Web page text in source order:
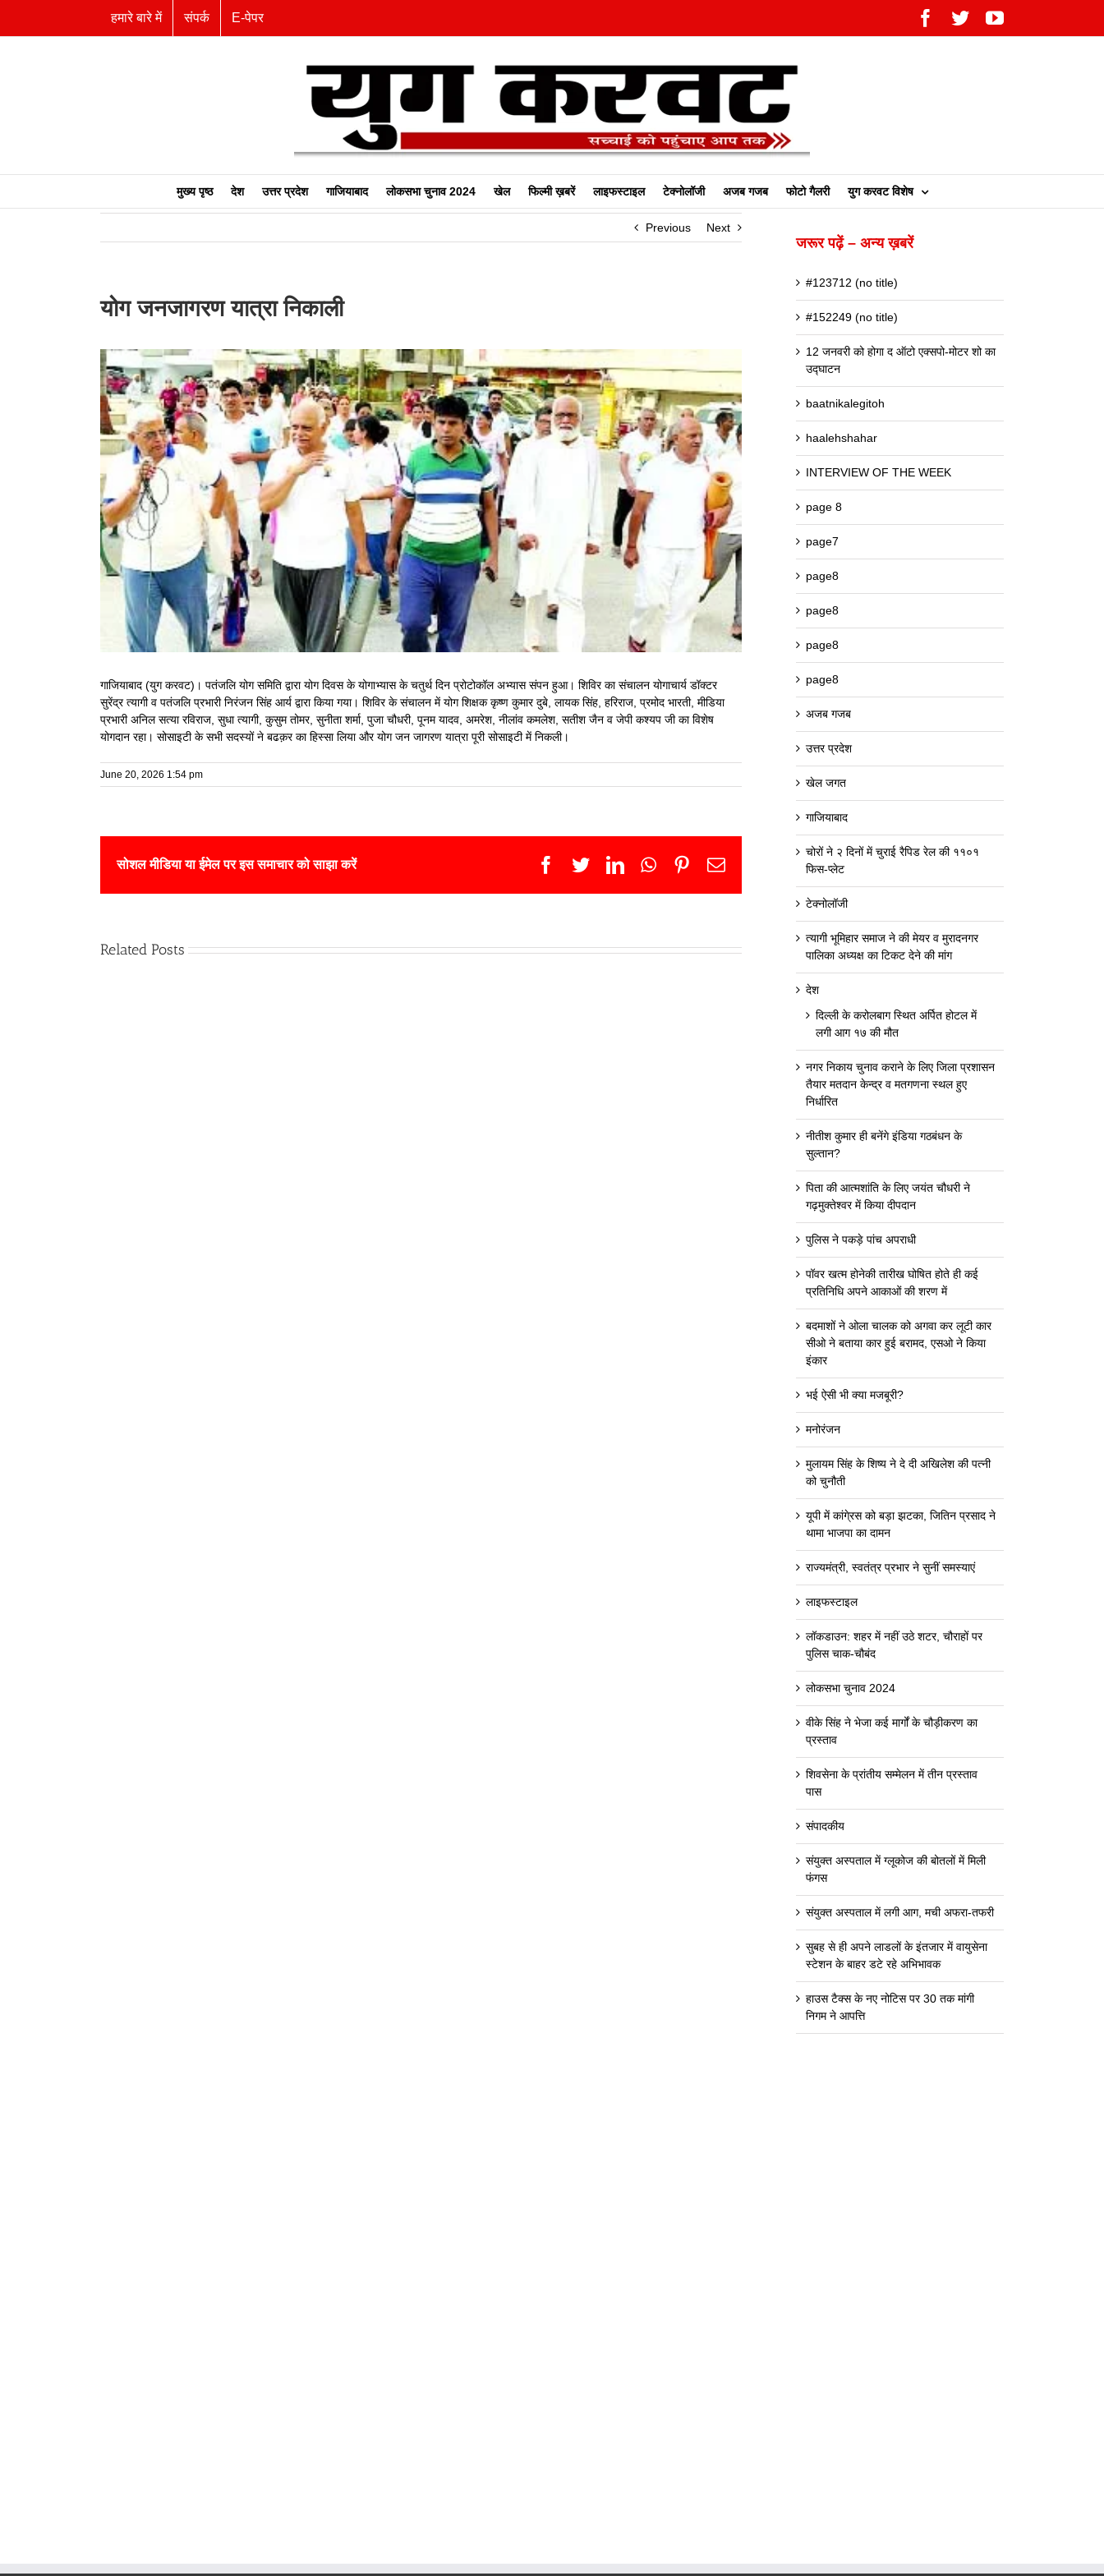
हमारे बारे में संपर्क E-पेपर Facebook
TwitterYouTube
मुख्य पृष्ठ देश उत्तर प्रदेश गाजियाबाद लोकसभा चुनाव 2024 खेल फिल्‍मी ख़बरें लाइफस्टाइल टेक्नोलॉजी अजब गजब फोटो गैलरी युग करवट विशेष
Previous Next
योग जनजागरण यात्रा निकाली
View
Larger
Image
गाजियाबाद (युग करवट)। पतंजलि योग समिति द्वारा योग दिवस के योगाभ्यास के चतुर्थ दिन प्रोटोकॉल अभ्यास संपन हुआ। शिविर का संचालन योगाचार्य डॉक्टर
सुरेंद्र त्यागी व पतंजलि प्रभारी निरंजन सिंह आर्य द्वारा किया गया। शिविर के संचालन में योग शिक्षक कृष्ण कुमार दुबे, लायक सिंह, हरिराज, प्रमोद भारती, मीडिया
प्रभारी अनिल सत्या रविराज, सुधा त्यागी, कुसुम तोमर, सुनीता शर्मा, पुजा चौधरी, पूनम यादव, अमरेश, नीलांव कमलेश, सतीश जैन व जेपी कश्यप जी का विशेष
योगदान रहा। सोसाइटी के सभी सदस्यों ने बढक़र का हिस्सा लिया और योग जन जागरण यात्रा पूरी सोसाइटी में निकली।
June 20, 2026 1:54 pm
सोशल मीडिया या ईमेल पर इस समाचार को साझा करें Facebook
TwitterLinkedInWhatsApp
Pinterest
Email
Related Posts
जरूर पढ़ें – अन्य ख़बरें
#123712 (no title)
#152249 (no title)
12 जनवरी को होगा द ऑटो एक्सपो-मोटर शो का
उद्घाटन
baatnikalegitoh
haalehshahar
INTERVIEW OF THE WEEK
page 8
page7
page8
page8
page8
page8
अजब गजब
उत्तर प्रदेश
खेल जगत
गाजियाबाद
चोरों ने २ दिनों में चुराई रैपिड रेल की ११०१
फिस-प्लेट
टेक्नोलॉजी
त्यागी भूमिहार समाज ने की मेयर व मुरादनगर
पालिका अध्यक्ष का टिकट देने की मांग
देश
दिल्ली के करोलबाग स्थित अर्पित होटल में
लगी आग १७ की मौत
नगर निकाय चुनाव कराने के लिए जिला प्रशासन
तैयार मतदान केन्द्र व मतगणना स्थल हुए
निर्धारित
नीतीश कुमार ही बनेंगे इंडिया गठबंधन के
सुल्तान?
पिता की आत्मशांति के लिए जयंत चौधरी ने
गढ़मुक्तेश्वर में किया दीपदान
पुलिस ने पकड़े पांच अपराधी
पॉवर खत्म होनेकी तारीख घोषित होते ही कई
प्रतिनिधि अपने आकाओं की शरण में
बदमाशों ने ओला चालक को अगवा कर लूटी कार
सीओ ने बताया कार हुई बरामद, एसओ ने किया
इंकार
भई ऐसी भी क्या मजबूरी?
मनोरंजन
मुलायम सिंह के शिष्य ने दे दी अखिलेश की पत्नी
को चुनौती
यूपी में कांगे्रस को बड़ा झटका, जितिन प्रसाद ने
थामा भाजपा का दामन
राज्यमंत्री, स्वतंत्र प्रभार ने सुनीं समस्याएं
लाइफस्टाइल
लॉकडाउन: शहर में नहीं उठे शटर, चौराहों पर
पुलिस चाक-चौबंद
लोकसभा चुनाव 2024
वीके सिंह ने भेजा कई मार्गों के चौड़ीकरण का
प्रस्ताव
शिवसेना के प्रांतीय सम्मेलन में तीन प्रस्ताव
पास
संपादकीय
संयुक्त अस्पताल में ग्लूकोज की बोतलों में मिली
फंगस
संयुक्त अस्पताल में लगी आग, मची अफरा-तफरी
सुबह से ही अपने लाडलों के इंतजार में वायुसेना
स्टेशन के बाहर डटे रहे अभिभावक
हाउस टैक्स के नए नोटिस पर 30 तक मांगी
निगम ने आपत्ति